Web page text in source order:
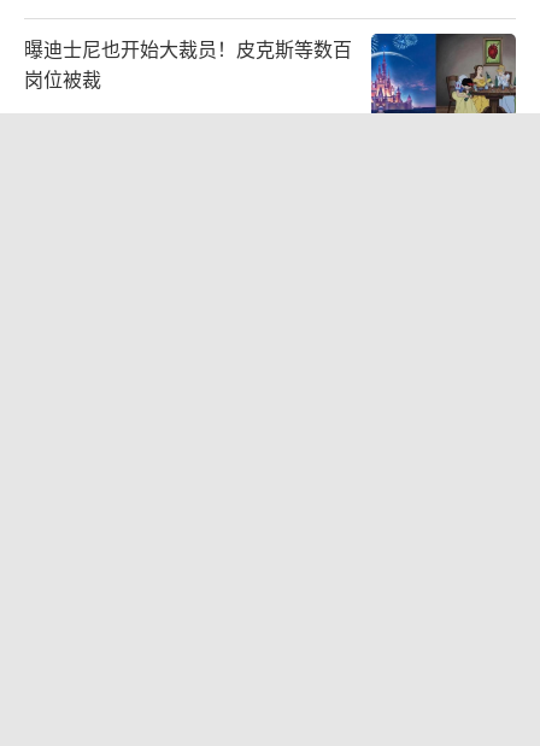
曝迪士尼也开始大裁员！皮克斯等数百
岗位被裁
2026-07-22 10:34:14